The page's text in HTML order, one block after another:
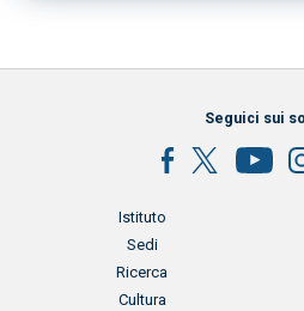
Seguici sui
Menu footer
Istituto
Sedi
Ricerca
Cultura